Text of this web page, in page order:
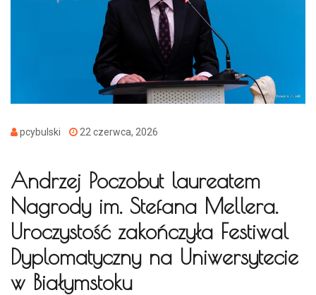
pcybulski 22 czerwca, 2026
Andrzej Poczobut laureatem
Nagrody im. Stefana Mellera.
Uroczystość zakończyła Festiwal
Dyplomatyczny na Uniwersytecie
w Białymstoku